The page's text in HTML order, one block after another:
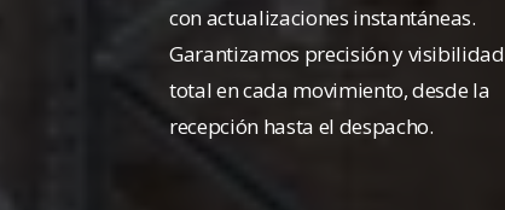
con actualizaciones instantáneas.
Garantizamos precisión y visibilidad
total en cada movimiento, desde la
recepción hasta el despacho.